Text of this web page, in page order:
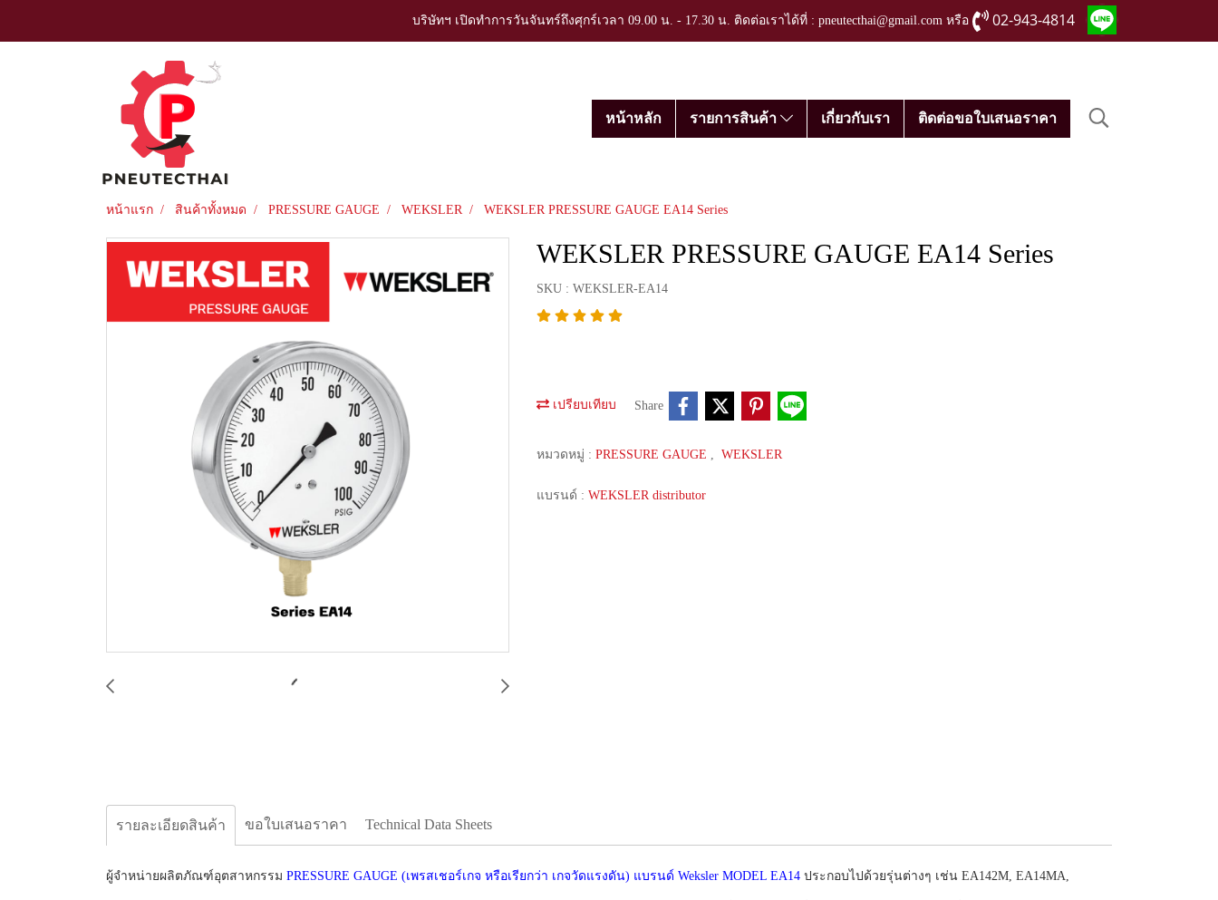
บริษัทฯ เปิดทำการวันจันทร์ถึงศุกร์เวลา 09.00 น. - 17.30 น. ติดต่อเราได้ที่ : pneutecthai@gmail.com หรือ 02-943-4814
หน้าหลัก รายการสินค้า เกี่ยวกับเรา ติดต่อขอใบเสนอราคา
หน้าแรก สินค้าทั้งหมด PRESSURE GAUGE WEKSLER WEKSLER PRESSURE GAUGE EA14 Series
WEKSLER PRESSURE GAUGE EA14 Series
SKU : WEKSLER-EA14
เปรียบเทียบ Share
หมวดหมู่ : PRESSURE GAUGE , WEKSLER
แบรนด์ : WEKSLER distributor
รายละเอียดสินค้า ขอใบเสนอราคา Technical Data Sheets
ผู้จำหน่ายผลิตภัณฑ์อุตสาหกรรม PRESSURE GAUGE (เพรสเชอร์เกจ หรือเรียกว่า เกจวัดแรงดัน) แบรนด์ Weksler MODEL EA14 ประกอบไปด้วยรุ่นต่างๆ เช่น EA142M, EA14MA,